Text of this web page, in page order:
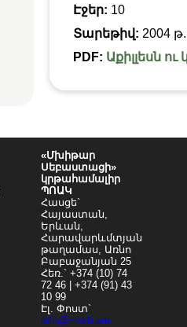
Էջեր: 10
Տարեթիվ: 2004 թ.
PDF: Աքիլլեսն
«Մխիթար
Սեբաստացի»
կրթահամալիր
ՊՈԱԿ
Հասցե`
Հայաստան,
Երևան,
Հարավարևմտյան
թաղամաս, Առնո
Բաբաջանյան 25
Հեռ.` +374 (10) 74
72 46 | +374 (91) 43
10 99
Էլ. Փոստ`
info@mskh.am